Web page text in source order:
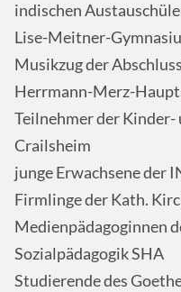
indischen
Lise-Meitner-
Musikzug der
Herrmann-Merz-
Teilnehmer der
Crailsheim
junge Erwachsene der
Firmlinge der Kath.
Medienpädagoginnen
Sozialpädagogik SHA
Studierende des